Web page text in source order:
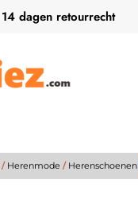
14 dagen retourrecht
/ Herenmode / Herenschoenen